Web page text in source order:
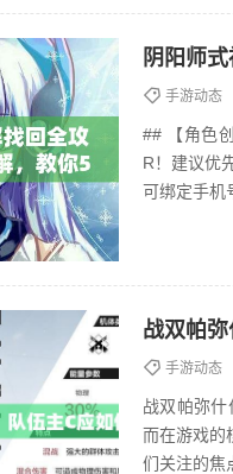
阴阳师
手游动态
## 【角色创建
R！建议优
可绑定手机号领
战双帕
手游动态
战双帕弥什
而在游戏的
们关注的焦